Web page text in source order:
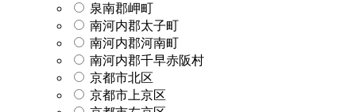
泉南郡岬町
南河内郡太子町
南河内郡河南町
南河内郡千早赤阪村
京都市北区
京都市上京区